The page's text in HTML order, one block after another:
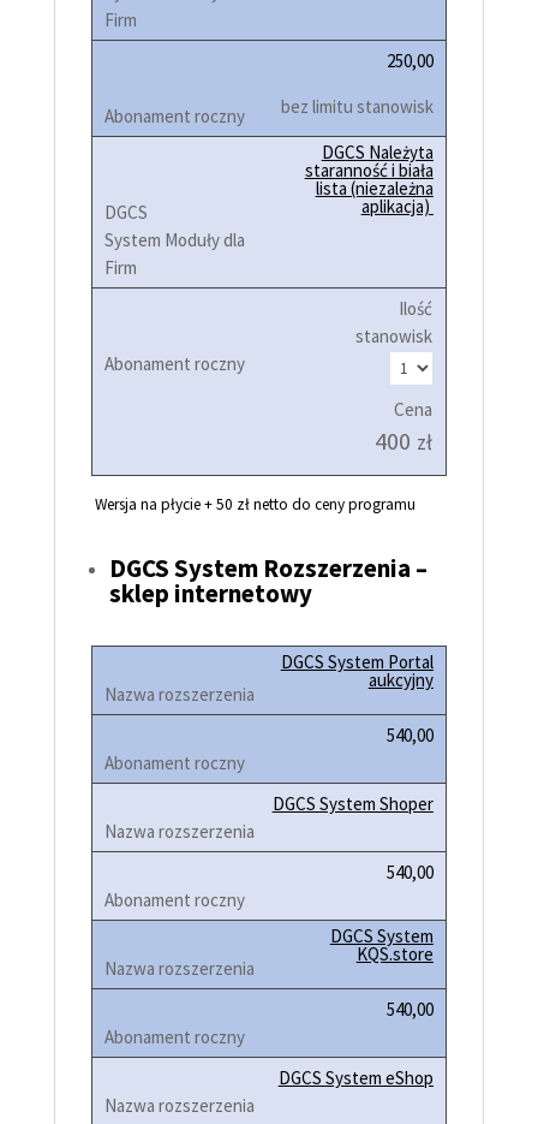
250,00
bez limitu stanowisk
DGCS Należyta
staranność i biała
lista (niezależna
aplikacja)
Ilość
stanowisk
Cena
400 zł
Wersja na płycie + 50 zł netto do ceny programu
DGCS System Rozszerzenia –
sklep internetowy
DGCS System Portal
aukcyjny
540,00
DGCS System Shoper
540,00
DGCS System
KQS.store
540,00
DGCS System eShop